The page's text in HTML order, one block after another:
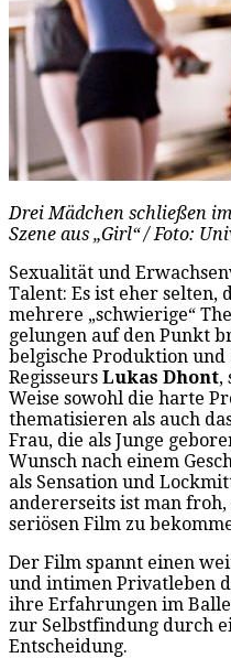
Drei Mädchen schließen
Szene aus „Girl“ / Foto:
Sexualität und
Talent: Es ist eher selten,
mehrere „schwierige“
gelungen auf den Punkt
belgische Produktion
Regisseurs Lukas Dhont,
Weise sowohl die harte
thematisieren als auch
Frau, die als Junge
Wunsch nach einem
als Sensation und
andererseits ist man
seriösen Film zu
Der Film spannt einen
und intimen Privatleben
ihre Erfahrungen im
zur Selbstfindung durch
Entscheidung.